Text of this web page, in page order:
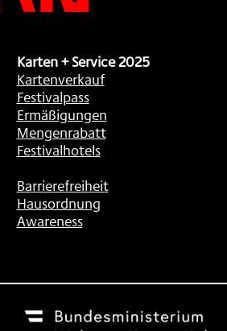
Karten + Service 2025
Kartenverkauf
Festivalpass
Ermäßigungen
Mengenrabatt
Festivalhotels
Barrierefreiheit
Hausordnung
Awareness